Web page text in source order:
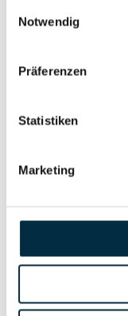
Notwendig
Präferenzen
Statistiken
Marketing
Wirtschaftlich